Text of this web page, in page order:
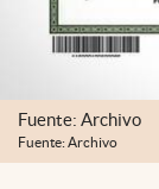
Fuente: Archivo
Fuente: Archivo